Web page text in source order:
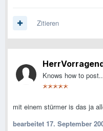
Zitieren
Knows how to
mit einem stürmer is das ja
bearbeitet 17. September